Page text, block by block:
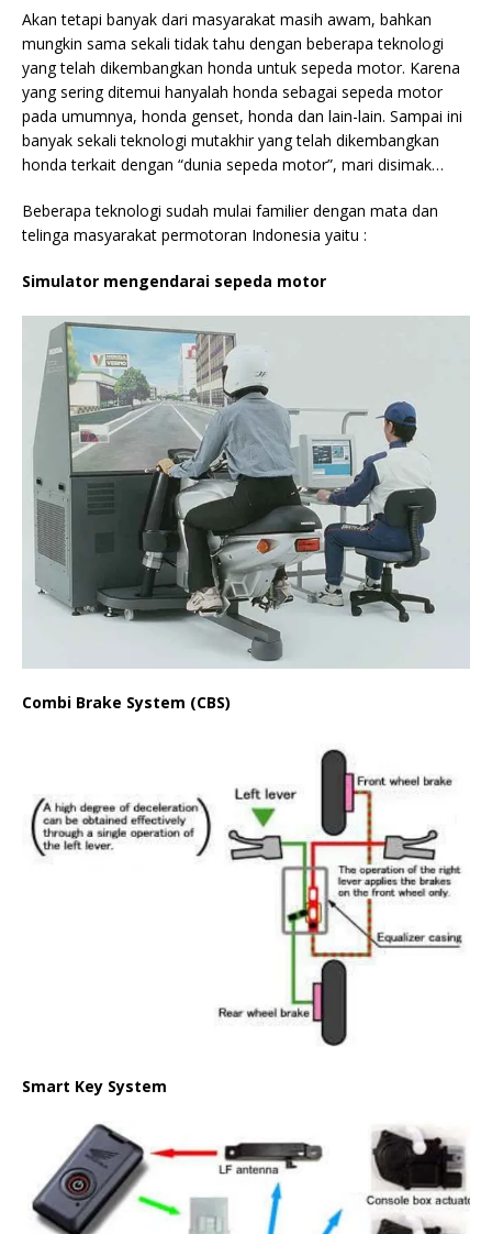
Akan tetapi banyak dari masyarakat masih awam, bahkan
mungkin sama sekali tidak tahu dengan beberapa teknologi
yang telah dikembangkan honda untuk sepeda motor. Karena
yang sering ditemui hanyalah honda sebagai sepeda motor
pada umumnya, honda genset, honda dan lain-lain. Sampai ini
banyak sekali teknologi mutakhir yang telah dikembangkan
honda terkait dengan “dunia sepeda motor”, mari disimak…
Beberapa teknologi sudah mulai familier dengan mata dan
telinga masyarakat permotoran Indonesia yaitu :
Simulator mengendarai sepeda motor
Combi Brake System (CBS)
Smart Key System